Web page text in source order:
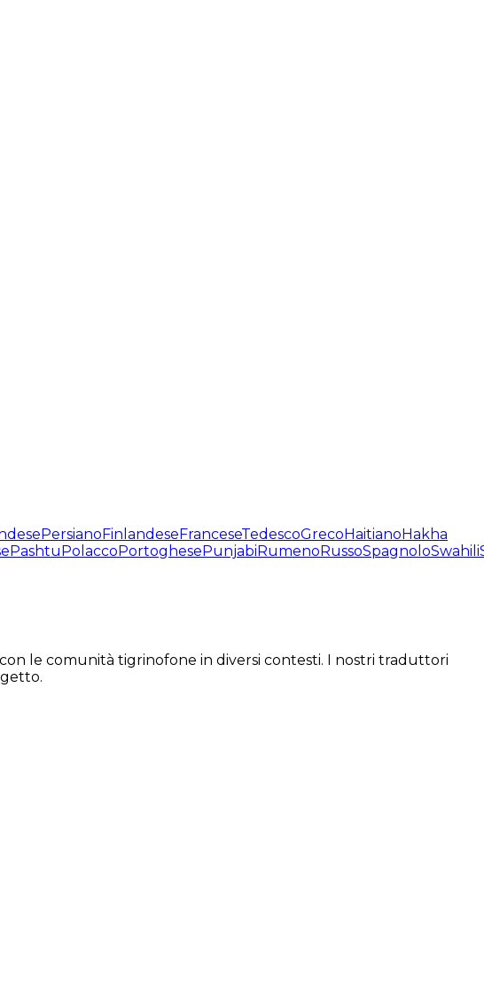
Persiano Finlandese FranceseTedescoGreco Haitiano Hakha
Pashtu Polacco Portoghese Punjabi Rumeno RussoSpagnoloSwahili
le comunità tigrinofone in diversi contesti. I nostri traduttori